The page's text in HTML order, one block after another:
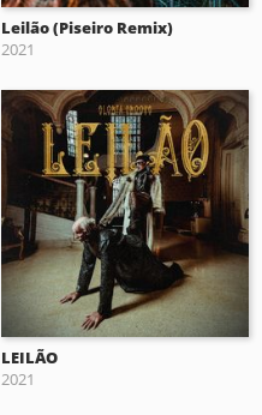
Leilão (Piseiro Remix)
2021
LEILÃO
2021